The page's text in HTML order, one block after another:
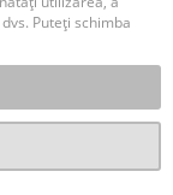
Puteți schimba
personale